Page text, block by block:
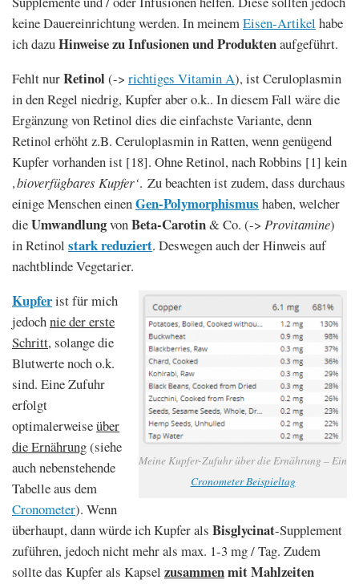
keine Dauereinrichtung werden. In meinemEisen-Artikel habe
ich dazuHinweise zu Infusionen und Produktenaufgeführt.
Fehlt nurRetinol (-> richtiges Vitamin A), ist Ceruloplasmin
in den Regel niedrig, Kupfer aber o.k.. In diesem Fall wäre die
Ergänzung von Retinol dies die einfachste Variante, denn
Retinol erhöht z.B. Ceruloplasmin in Ratten, wenn genügend
Kupfer vorhanden ist [18]. Ohne Retinol, nach Robbins [1] kein
‚bioverfügbares Kupfer‘. Zu beachten ist zudem, dass durchaus
einige Menschen einenGen-Polymorphismus haben, welcher
dieUmwandlungvonBeta-Carotin& Co. (-> Provitamine)
in Retinol stark reduziert. Deswegen auch der Hinweis auf
nachtblinde Vegetarier.
Meine Kupfer-Zufuhr über die Ernährung – Ein
Cronometer Beispieltag
Kupferist für mich
jedochnie der erste
Schritt, solange die
Blutwerte noch o.k.
sind. Eine Zufuhr
erfolgt
optimalerweiseüber
die Ernährung(siehe
auch nebenstehende
Tabelle aus dem
Cronometer). Wenn
überhaupt, dann würde ich Kupfer als Bisglycinat-Supplement
zuführen, jedoch nicht mehr als max. 1-3 mg / Tag. Zudem
sollte das Kupfer als Kapsel zusammenmit Mahlzeiten